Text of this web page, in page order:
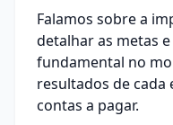
Falamos sobre a
detalhar as metas
fundamental no
resultados de cada
contas a pagar.